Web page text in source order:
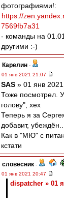
фотографиями!:
https://
7569fb7a31
- команды на
другими :-)
Карелин -
01 янв 2021 21:07
SAS » 01 янв
Тоже посмотрел.
голову", хех
Теперь я за
добавит, убеждён..
Как в "МЮ" с
кстати
словесник -
01 янв 2021 20:47
dispatcher » 01